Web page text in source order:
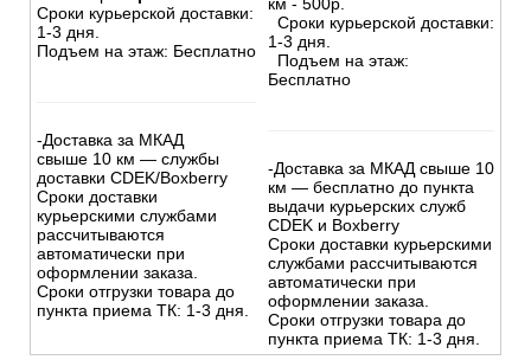
Сроки курьерской доставки:
1-3 дня.
Подъем на этаж: Бесплатно
-Доставка за МКАД
свыше 10 км — службы
доставки CDEK/Boxberry
Сроки доставки
курьерскими службами
рассчитываются
автоматически при
оформлении заказа.
Сроки отгрузки товара до
пункта приема ТК: 1-3 дня.
км - 500р.
Сроки курьерской доставки:
1-3 дня.
Подъем на этаж:
Бесплатно
-Доставка за МКАД свыше 10
км — бесплатно до пункта
выдачи курьерских служб
CDEK и Boxberry
Сроки доставки курьерскими
службами рассчитываются
автоматически при
оформлении заказа.
Сроки отгрузки товара до
пункта приема ТК: 1-3 дня.